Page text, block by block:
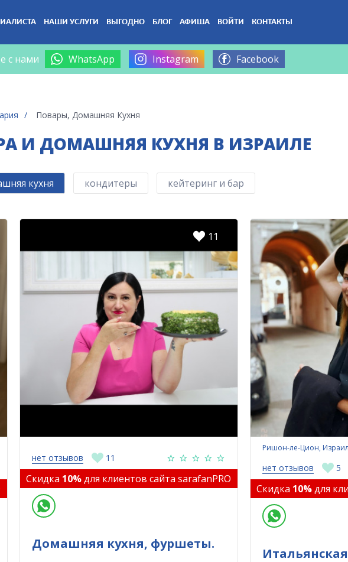
НАШИ УСЛУГИ ВЫГОДНО БЛОГ АФИША ВОЙТИ КОНТАКТЫ
с нами
WhatsApp Instagram Facebook
Повары, Домашняя Кухня
И ДОМАШНЯЯ КУХНЯ В ИЗРАИЛЕ
кухня кондитеры кейтеринг и бар
11
Домашняя кухня, фуршеты.
нет отзывов 11
Скидка 10%для клиентов сайта sarafanPRO
Ришон-ле-Цион,
нет отзывов 5
Скидка 10%для